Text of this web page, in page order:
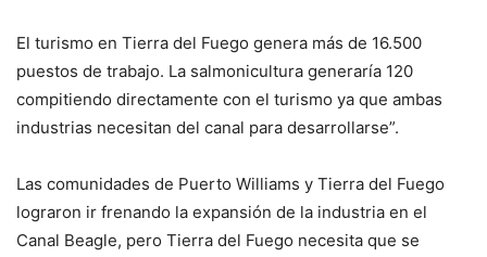
El turismo en Tierra del Fuego genera más de 16.500
puestos de trabajo. La salmonicultura generaría 120
compitiendo directamente con el turismo ya que ambas
industrias necesitan del canal para desarrollarse”.
Las comunidades de Puerto Williams y Tierra del Fuego
lograron ir frenando la expansión de la industria en el
Canal Beagle, pero Tierra del Fuego necesita que se